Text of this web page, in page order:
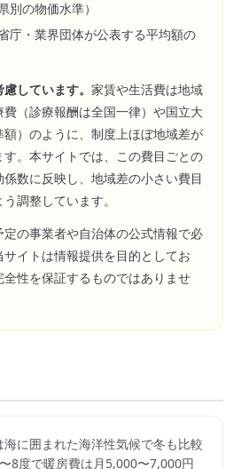
別の物価水準）
庁・業界団体が公表する平均額の
しています。 家賃や生活費は地域
（診療報酬は全国一律）や国立大
）のように、制度上ほぼ地域差が
。本サイトでは、この費目ごとの
数に反映し、地域差の小さい費目
調整しています。
の事業者や自治体の公式情報で必
イトは情報提供を目的としてお
全性を保証するものではありませ
海に囲まれた海洋性気候で冬も比較
8度で暖房費は月5,000〜7,000円